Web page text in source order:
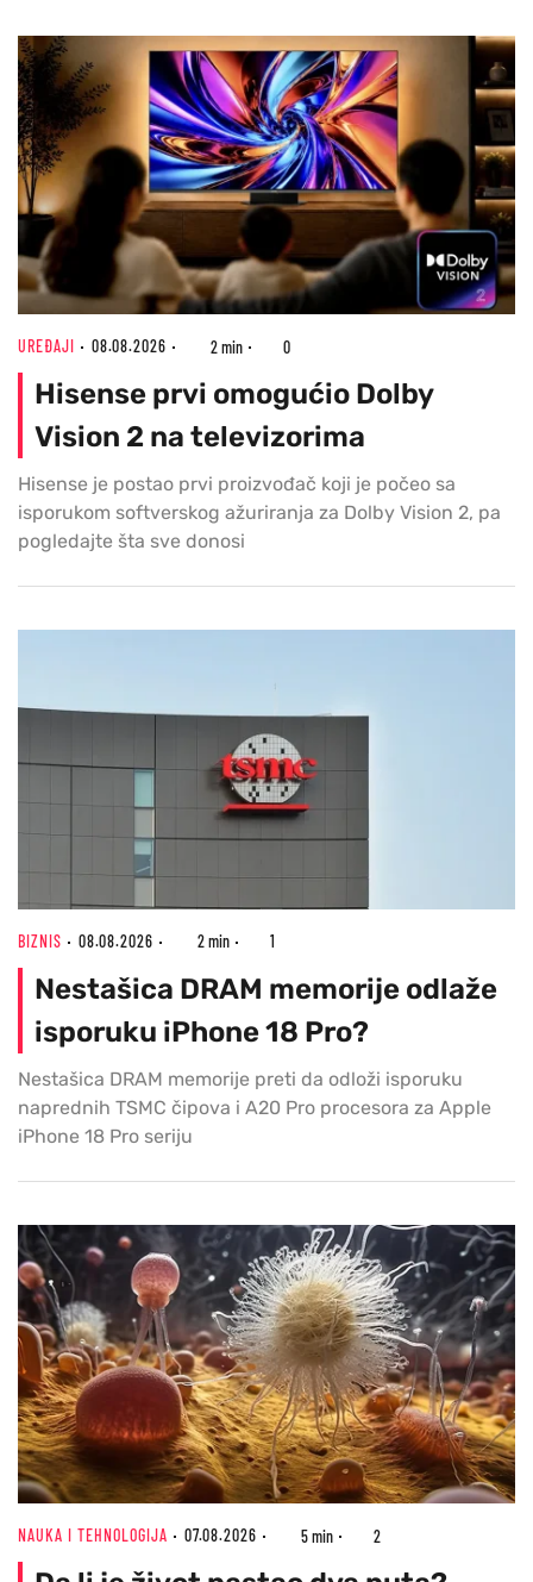
UREĐAJI 08.08.2026 2 min 0
Hisense prvi omogućio Dolby
Vision 2 na televizorima
Hisense je postao prvi proizvođač koji je počeo sa
isporukom softverskog ažuriranja za Dolby Vision 2, pa
pogledajte šta sve donosi
BIZNIS 08.08.2026 2 min 1
Nestašica DRAM memorije odlaže
isporuku iPhone 18 Pro?
Nestašica DRAM memorije preti da odloži isporuku
naprednih TSMC čipova i A20 Pro procesora za Apple
iPhone 18 Pro seriju
NAUKA I TEHNOLOGIJA 07.08.2026 5 min 2